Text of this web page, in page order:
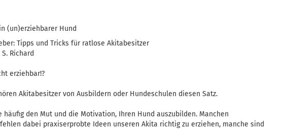
(un)erziehbarer Hund
Tipps und Tricks für ratlose Akitabesitzer
Richard
erziehbar!?
Akitabesitzer von Ausbildern oder Hundeschulen diesen Satz.
häufig den Mut und die Motivation, Ihren Hund auszubilden. Manchen
dabei praxiserprobte Ideen unseren Akita richtig zu erziehen, manche sind